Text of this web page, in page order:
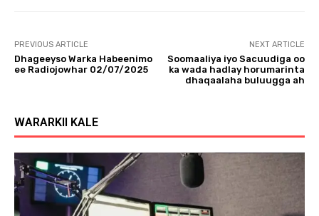
PREVIOUS ARTICLE
Dhageeyso Warka Habeenimo
ee Radiojowhar 02/07/2025
NEXT ARTICLE
Soomaaliya iyo Sacuudiga oo
ka wada hadlay horumarinta
dhaqaalaha buluugga ah
WARARKII KALE